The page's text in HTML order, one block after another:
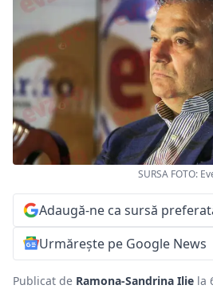
SURSA FOTO:
Adaugă-ne ca sursă
Urmărește pe Google News
Publicat de Ramona-Sandrina Ilie la